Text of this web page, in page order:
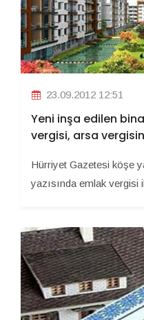
23.09.2012 12:51
Yeni inşa edilen
vergisi, arsa
Hürriyet Gazetesi köşe
yazısında emlak vergisi